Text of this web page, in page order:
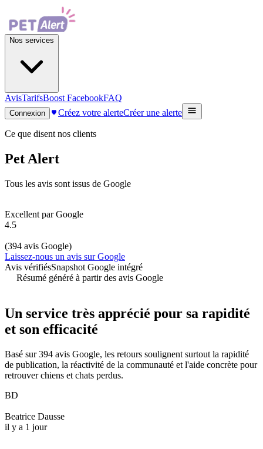
Nos services
AvisTarifsBoost FacebookFAQ
Connexion Créez votre alerteCréer une alerte
Ce que disent nos clients
Pet Alert
Tous les avis sont issus de Google
Excellent par Google
4.5
(394 avis Google)
Laissez-nous un avis sur Google
Avis vérifiésSnapshot Google intégré
Résumé généré à partir des avis Google
Un service très apprécié pour sa rapidité
et son efficacité
Basé sur 394 avis Google, les retours soulignent surtout la rapidité
de publication, la réactivité de la communauté et l'aide concrète pour
retrouver chiens et chats perdus.
BD
Beatrice Dausse
il y a 1 jour